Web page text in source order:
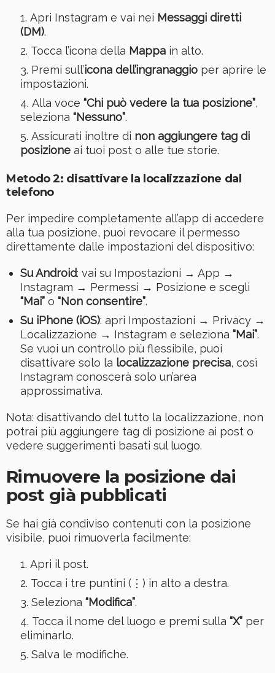
Apri Instagram e vai nei Messaggi diretti
(DM).
Tocca l’icona della Mappain alto.
Premi sull’icona dell’ingranaggioper aprire le
impostazioni.
Alla voce “Chi può vedere la tua posizione”,
seleziona “Nessuno”.
Assicurati inoltre di non aggiungere tag di
posizioneai tuoi post o alle tue storie.
Metodo 2: disattivare la localizzazione dal
telefono
Per impedire completamente all’app di accedere
alla tua posizione, puoi revocare il permesso
direttamente dalle impostazioni del dispositivo:
Su Android: vai su Impostazioni → App →
Instagram → Permessi → Posizione e scegli
“Mai”o “Non consentire”.
Su iPhone (iOS): apri Impostazioni → Privacy →
Localizzazione → Instagram e seleziona “Mai”.
Se vuoi un controllo più flessibile, puoi
disattivare solo la localizzazione precisa, così
Instagram conoscerà solo un’area
approssimativa.
Nota: disattivando del tutto la localizzazione, non
potrai più aggiungere tag di posizione ai post o
vedere suggerimenti basati sul luogo.
Rimuovere la posizione dai
post già pubblicati
Se hai già condiviso contenuti con la posizione
visibile, puoi rimuoverla facilmente:
Apri il post.
Tocca i tre puntini (⋮) in alto a destra.
Seleziona “Modifica”.
Tocca il nome del luogo e premi sulla “X”per
eliminarlo.
Salva le modifiche.